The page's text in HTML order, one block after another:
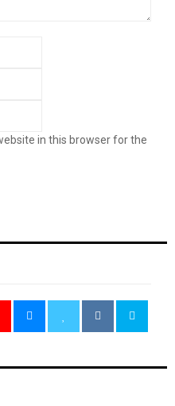
in this browser for the